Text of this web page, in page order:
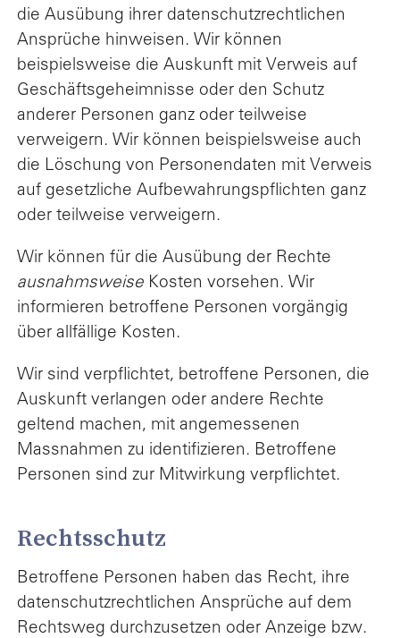
die Ausübung ihrer datenschutzrechtlichen
Ansprüche hinweisen. Wir können
beispielsweise die Auskunft mit Verweis auf
Geschäftsgeheimnisse oder den Schutz
anderer Personen ganz oder teilweise
verweigern. Wir können beispielsweise auch
die Löschung von Personendaten mit Verweis
auf gesetzliche Aufbewahrungspflichten ganz
oder teilweise verweigern.
Wir können für die Ausübung der Rechte
ausnahmsweise Kosten vorsehen. Wir
informieren betroffene Personen vorgängig
über allfällige Kosten.
Wir sind verpflichtet, betroffene Personen, die
Auskunft verlangen oder andere Rechte
geltend machen, mit angemessenen
Massnahmen zu identifizieren. Betroffene
Personen sind zur Mitwirkung verpflichtet.
Rechtsschutz
Betroffene Personen haben das Recht, ihre
datenschutzrechtlichen Ansprüche auf dem
Rechtsweg durchzusetzen oder Anzeige bzw.